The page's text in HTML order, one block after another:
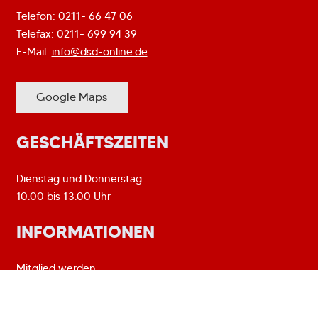
Telefon: 0211- 66 47 06
Telefax: 0211- 699 94 39
E-Mail: info@dsd-online.de
Google Maps
GESCHÄFTSZEITEN
Dienstag und Donnerstag
10.00 bis 13.00 Uhr
INFORMATIONEN
Mitglied werden